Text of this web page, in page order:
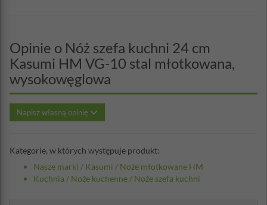
Opinie o Nóż szefa kuchni 24 cm
Kasumi HM VG-10 stal młotkowana,
wysokowęglowa
Napisz własną opinię
Kategorie, w których występuje produkt:
Nasze marki / Kasumi / Noże młotkowane HM
Kuchnia / Noże kuchenne / Noże szefa kuchni